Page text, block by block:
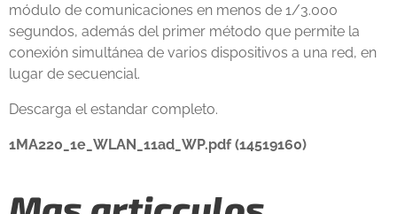
módulo de comunicaciones en menos de 1/3.000
segundos, además del primer método que permite la
conexión simultánea de varios dispositivos a una red, en
lugar de secuencial.
Descarga el estandar completo.
1MA220_1e_WLAN_11ad_WP.pdf (14519160)